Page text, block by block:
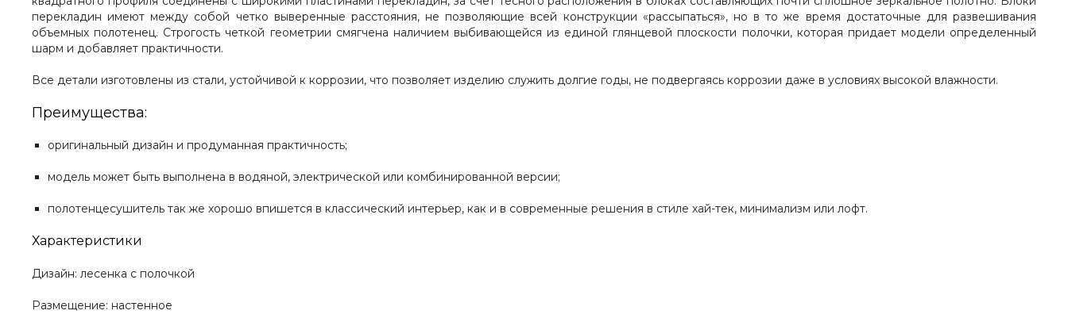
перекладин имеют между собой четко выверенные расстояния, не позволяющие всей конструкции «рассыпаться», но в то же время достаточные для развешивания
объемных полотенец. Строгость четкой геометрии смягчена наличием выбивающейся из единой глянцевой плоскости полочки, которая придает модели определенный
шарм и добавляет практичности.
Все детали изготовлены из стали, устойчивой к коррозии, что позволяет изделию служить долгие годы, не подвергаясь коррозии даже в условиях высокой влажности.
Преимущества:
оригинальный дизайн и продуманная практичность;
модель может быть выполнена в водяной, электрической или комбинированной версии;
полотенцесушитель так же хорошо впишется в классический интерьер, как и в современные решения в стиле хай-тек, минимализм или лофт.
Характеристики
Дизайн: лесенка с полочкой
Размещение: настенное